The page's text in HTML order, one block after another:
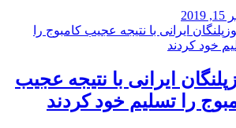
ایرانی با نتیجه عجیب
را تسلیم خود کردند